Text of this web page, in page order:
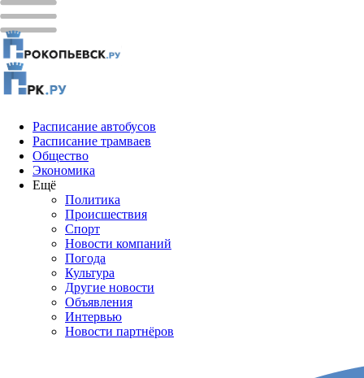
Расписание автобусов
Расписание трамваев
Общество
Экономика
Ещё
Политика
Проиcшествия
Спорт
Новости компаний
Погода
Культура
Другие новости
Объявления
Интервью
Новости партнёров